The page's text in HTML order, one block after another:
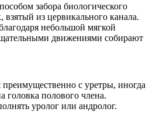
забора биологического
взятый из цервикального канала.
небольшой мягкой
движениями собирают
с уретры, иногда
головка полового члена.
уролог или андролог.